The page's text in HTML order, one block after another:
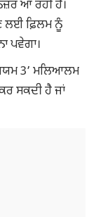
ਆ ਰਹੀ ਹੈ।
ਲਈ ਫ਼ਿਲਮ ਨੂੰ
ਪਵੇਗਾ।
3’ ਮਲਿਆਲਮ
ਸਕਦੀ ਹੈ ਜਾਂ